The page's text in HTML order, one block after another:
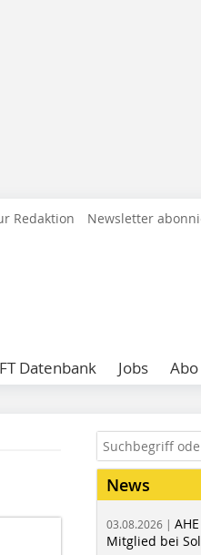
Redaktion Newsletter
Datenbank Jobs Abo
News
03.08.2026 |
Mitglied bei